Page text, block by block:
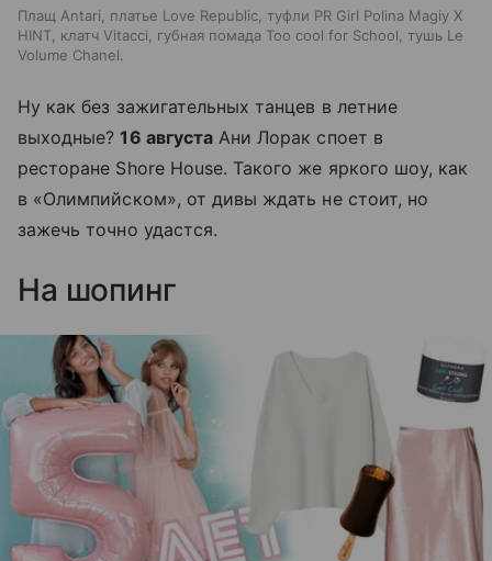
Плащ Antari, платье Love Republic, туфли PR Girl Polina Magiy Х
HINT, клатч Vitacci, губная помада Too cool for School, тушь Le
Volume Chanel.
Ну как без зажигательных танцев в летние
выходные?16 августаАни Лорак споет в
ресторане Shore House. Такого же яркого шоу, как
в «Олимпийском», от дивы ждать не стоит, но
зажечь точно удастся.
На шопинг